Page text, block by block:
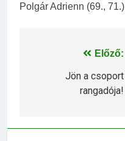
Polgár Adrienn (69., 71.)
Bejegyzés
navigáció
Előző:
Jön a csoport
rangadója!